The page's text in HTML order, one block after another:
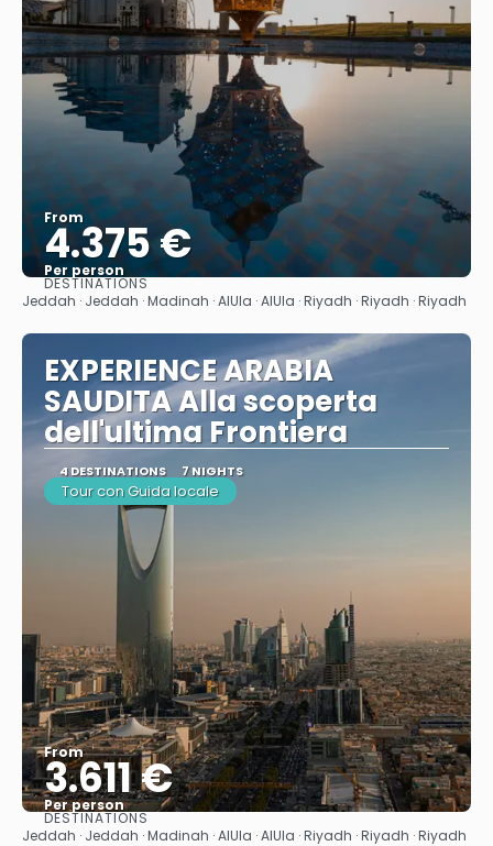
From
4.375 €
Per person
See
DESTINATIONS
Jeddah · Jeddah · Madinah · AlUla · AlUla · Riyadh · Riyadh · Riyadh
EXPERIENCE ARABIA
SAUDITA Alla scoperta
dell'ultima Frontiera
4 DESTINATIONS 7 NIGHTS
Tour con Guida locale
From
3.611 €
Per person
See
DESTINATIONS
Jeddah · Jeddah · Madinah · AlUla · AlUla · Riyadh · Riyadh · Riyadh